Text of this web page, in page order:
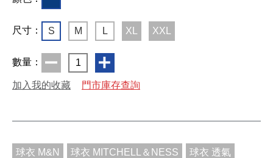
尺寸： S M L XL XXL
數量： 1
加入我的收藏 門市庫存查詢
球衣 M&N 球衣 MITCHELL＆NESS 球衣 透氣